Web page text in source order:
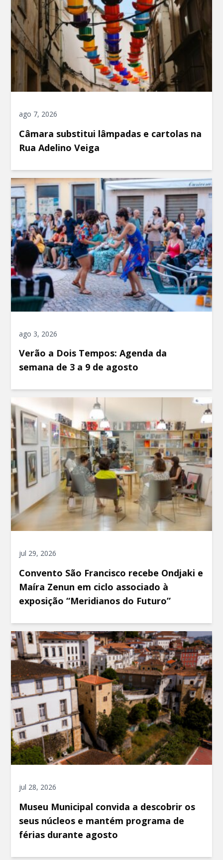
ago 7, 2026
Câmara substitui lâmpadas e cartolas na
Rua Adelino Veiga
ago 3, 2026
Verão a Dois Tempos: Agenda da
semana de 3 a 9 de agosto
jul 29, 2026
Convento São Francisco recebe Ondjaki e
Maíra Zenun em ciclo associado à
exposição “Meridianos do Futuro”
jul 28, 2026
Museu Municipal convida a descobrir os
seus núcleos e mantém programa de
férias durante agosto